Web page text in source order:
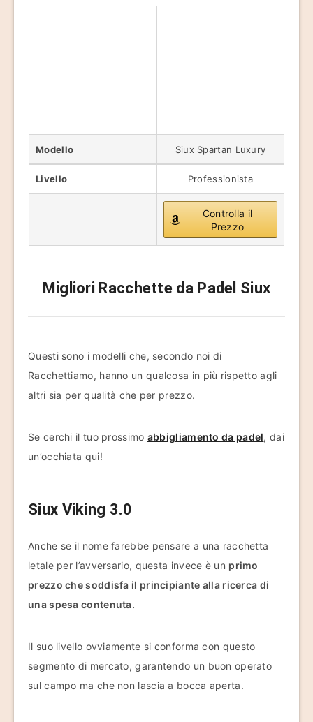
Modello Siux Spartan Luxury
Livello Professionista
Controlla il
Prezzo
Migliori Racchette da Padel Siux
Questi sono i modelli che, secondo noi di
Racchettiamo, hanno un qualcosa in più rispetto agli
altri sia per qualità che per prezzo.
Se cerchi il tuo prossimo abbigliamento da padel, dai
un’occhiata qui!
Siux Viking 3.0
Anche se il nome farebbe pensare a una racchetta
letale per l’avversario, questa invece è un primo
prezzo che soddisfa il principiante alla ricerca di
una spesa contenuta.
Il suo livello ovviamente si conforma con questo
segmento di mercato, garantendo un buon operato
sul campo ma che non lascia a bocca aperta.